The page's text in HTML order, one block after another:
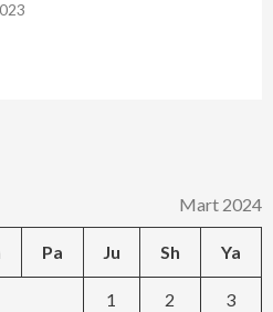
Mart 2024
Pa Ju Sh Ya
1 2 3